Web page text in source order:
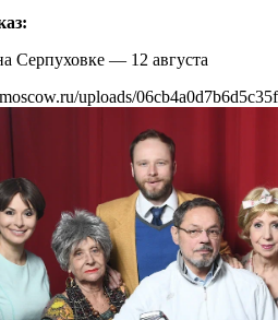
Серпуховке — 12 августа
uploads/